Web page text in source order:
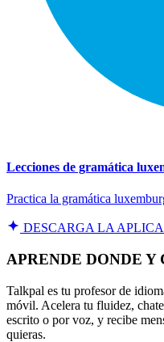
Lecciones de gramática
Practica la gramática
DESCARGA LA
APRENDE DONDE Y
Talkpal es tu profesor de
móvil. Acelera tu fluidez,
escrito o por voz, y recibe
quieras.